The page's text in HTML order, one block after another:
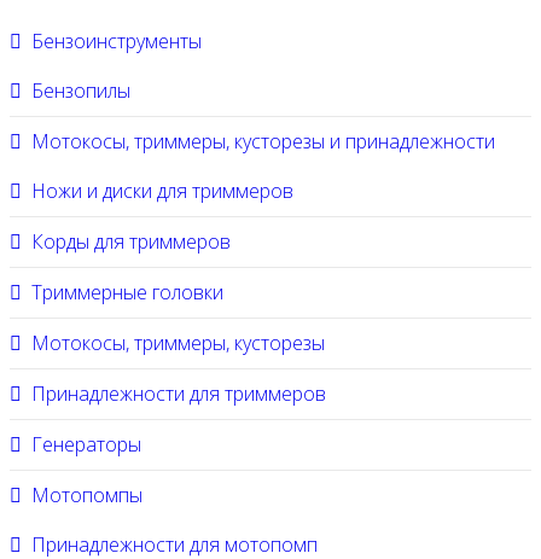
Бензоинструменты
Бензопилы
Мотокосы, триммеры, кусторезы и принадлежности
Ножи и диски для триммеров
Корды для триммеров
Триммерные головки
Мотокосы, триммеры, кусторезы
Принадлежности для триммеров
Генераторы
Мотопомпы
Принадлежности для мотопомп